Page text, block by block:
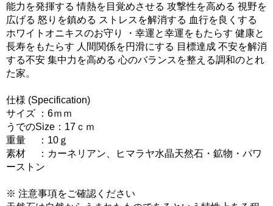
能力を発揮する 情熱を目覚めさせる 攻撃性を高める 視野を
広げる 怒りを鎮める ストレスを解消する 血行を良くする
ホワイトオニキスのお守り ・幸運と幸運をもたらす 健康と
長寿をもたらす 人間関係を円滑にする 目標達成 不安を解消
する不安 集中力を高める 心のバランスを整える調和のとれ
た家。
仕様 (Specification)
サイズ ：6ｍｍ
うでのSize：17ｃｍ
重量 ：10ｇ
素材 ：カーネリアン、ヒマラヤ水晶天然石・鉱物・パワ
ーストン
※ 注意事項をご確認ください